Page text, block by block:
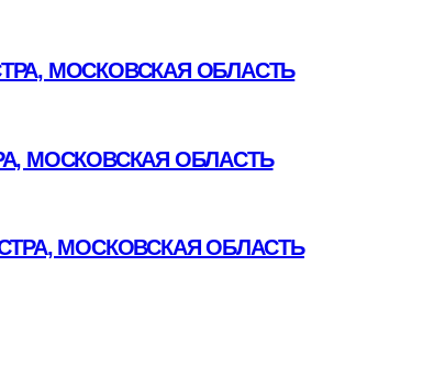
МОСКОВСКАЯ ОБЛАСТЬ
МОСКОВСКАЯ ОБЛАСТЬ
МОСКОВСКАЯ ОБЛАСТЬ